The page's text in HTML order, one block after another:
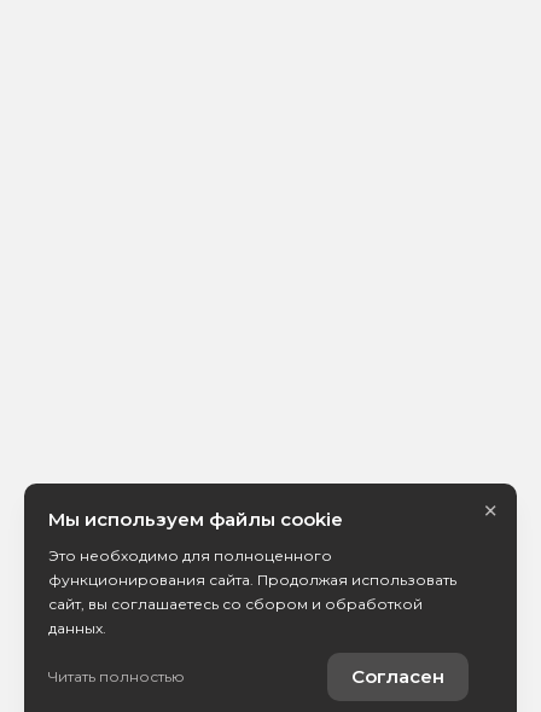
Мы используем файлы cookie
Это необходимо для полноценного
функционирования сайта. Продолжая использовать
сайт, вы соглашаетесь со сбором и обработкой
данных.
Читать полностью Согласен
×